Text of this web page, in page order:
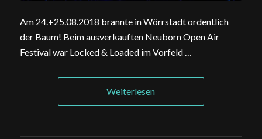
Am 24.+25.08.2018 brannte in Wörrstadt ordentlich
der Baum! Beim ausverkauften Neuborn Open Air
Festival war Locked & Loaded im Vorfeld …
Weiterlesen